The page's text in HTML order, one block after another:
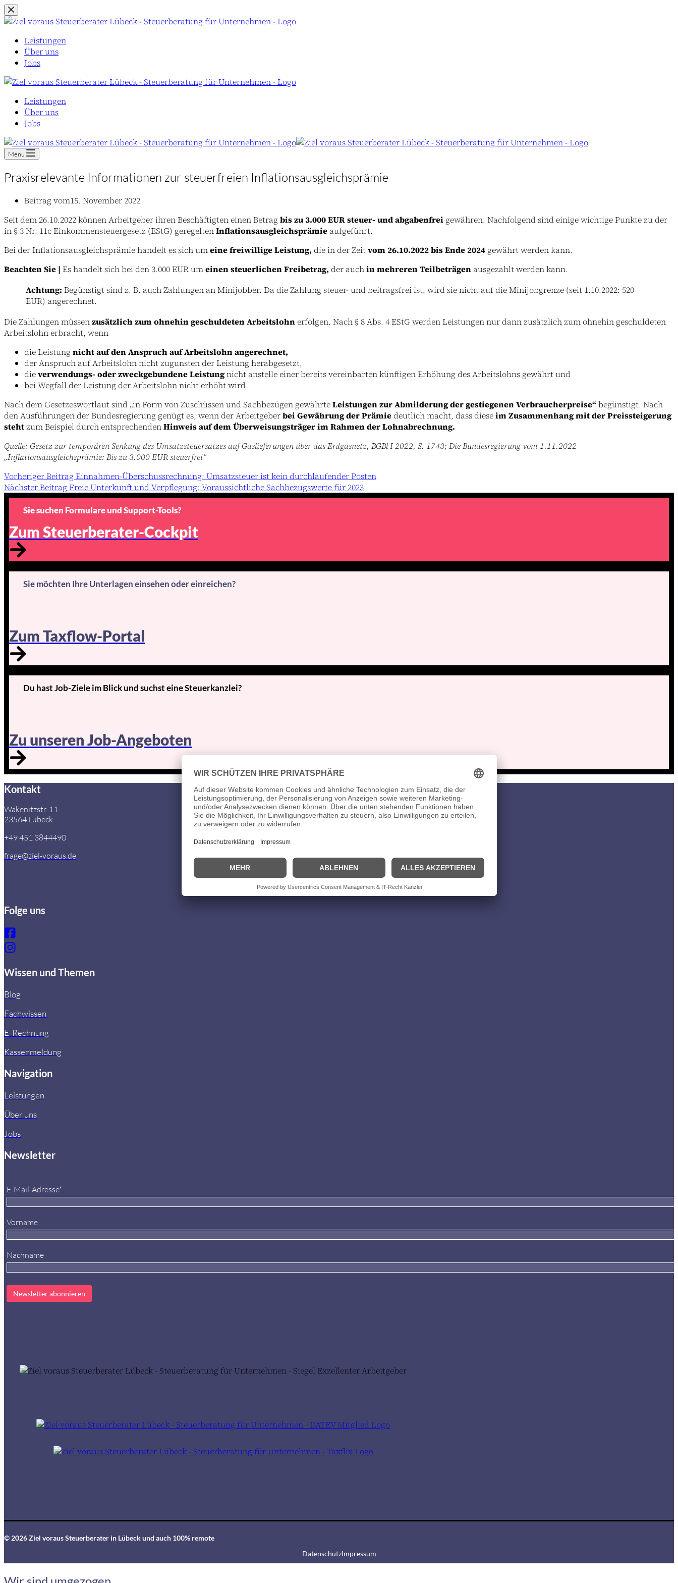
Zum
Inhalt
Leistungen
Über uns
Jobs
Leistungen
Über uns
Jobs
Menu
Praxisrelevante Informationen zur steuerfreien Inflationsausgleichsprämie
Beitrag vom15. November 2022
Seit dem 26.10.2022 können Arbeitgeber ihren Beschäftigten einen Betragbis zu 3.000 EUR steuer- und abgabenfrei gewähren. Nachfolgend sind einige wichtige Punkte zu der
in § 3 Nr. 11c Einkommensteuergesetz (EStG) geregeltenInflationsausgleichsprämie aufgeführt.
Bei der Inflationsausgleichsprämie handelt es sich umeine freiwillige Leistung, die in der Zeitvom 26.10.2022 bis Ende 2024 gewährt werden kann.
Beachten Sie | Es handelt sich bei den 3.000 EUR umeinen steuerlichen Freibetrag, der auchin mehreren Teilbeträgen ausgezahlt werden kann.
Achtung: Begünstigt sind z. B. auch Zahlungen an Minijobber. Da die Zahlung steuer- und beitragsfrei ist, wird sie nicht auf die Minijobgrenze (seit 1.10.2022: 520
EUR) angerechnet.
Die Zahlungen müssenzusätzlich zum ohnehin geschuldeten Arbeitslohn erfolgen. Nach § 8 Abs. 4 EStG werden Leistungen nur dann zusätzlich zum ohnehin geschuldeten
Arbeitslohn erbracht, wenn
die Leistungnicht auf den Anspruch auf Arbeitslohn angerechnet,
der Anspruch auf Arbeitslohn nicht zugunsten der Leistung herabgesetzt,
dieverwendungs- oder zweckgebundene Leistungnicht anstelle einer bereits vereinbarten künftigen Erhöhung des Arbeitslohns gewährt und
bei Wegfall der Leistung der Arbeitslohn nicht erhöht wird.
Nach dem Gesetzeswortlaut sind „in Form von Zuschüssen und Sachbezügen gewährteLeistungen zur Abmilderung der gestiegenen Verbraucherpreise“ begünstigt. Nach
den Ausführungen der Bundesregierung genügt es, wenn der Arbeitgeberbei Gewährung der Prämie deutlich macht, dass dieseim Zusammenhang mit der Preissteigerung
stehtzum Beispiel durch entsprechendenHinweis auf dem Überweisungsträger im Rahmen der Lohnabrechnung.
Quelle: Gesetz zur temporären Senkung des Umsatzsteuersatzes auf Gaslieferungen über das Erdgasnetz, BGBl I 2022, S. 1743; Die Bundesregierung vom 1.11.2022
„Inflationsausgleichsprämie: Bis zu 3.000 EUR steuerfrei“
VorherigerBeitragEinnahmen-Überschussrechnung: Umsatzsteuer ist kein durchlaufender Posten
NächsterBeitragFreie Unterkunft und Verpflegung: Voraussichtliche Sachbezugswerte für 2023
Sie suchen Formulare und Support-Tools?
Zum Steuerberater-Cockpit
Sie möchten Ihre Unterlagen einsehen oder einreichen?
Zum Taxflow-Portal
Du hast Job-Ziele im Blick und suchst eine Steuerkanzlei?
Zu unseren Job-Angeboten
Kontakt
Wakenitzstr. 11
23564 Lübeck
+49 451 3844490
frage@ziel-voraus.de
Folge uns
Wissen und Themen
Blog
Fachwissen
E-Rechnung
Kassenmeldung
Navigation
Leistungen
Über uns
Jobs
Newsletter
E-Mail-Adresse*
Vorname
Nachname
© 2026 Ziel voraus Steuerberater in Lübeck und auch 100% remote
DatenschutzImpressum